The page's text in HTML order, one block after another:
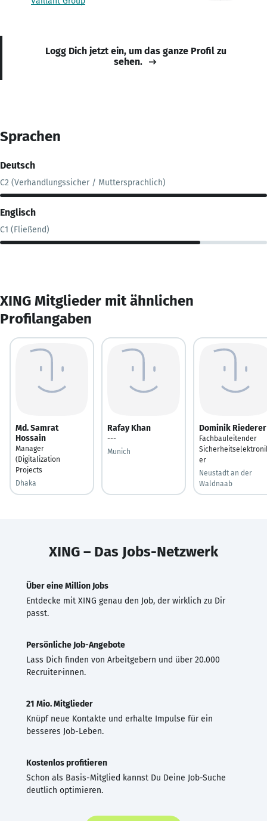
Logg Dich jetzt ein, um das ganze Profil zu
sehen.
Sprachen
Deutsch
C2 (Verhandlungssicher / Muttersprachlich)
Englisch
C1 (Fließend)
XING Mitglieder mit ähnlichen
Profilangaben
Md. Samrat
Hossain
Manager
(Digitalization
Projects
Dhaka
Rafay Khan
---
Munich
Dominik Riederer
Fachbauleitender
er
Neustadt an der
Waldnaab
XING – Das Jobs-Netzwerk
Über eine Million Jobs
Entdecke mit XING genau den Job, der wirklich zu Dir
passt.
Persönliche Job-Angebote
Lass Dich finden von Arbeitgebern und über 20.000
Recruiter·innen.
21 Mio. Mitglieder
Knüpf neue Kontakte und erhalte Impulse für ein
besseres Job-Leben.
Kostenlos profitieren
Schon als Basis-Mitglied kannst Du Deine Job-Suche
deutlich optimieren.